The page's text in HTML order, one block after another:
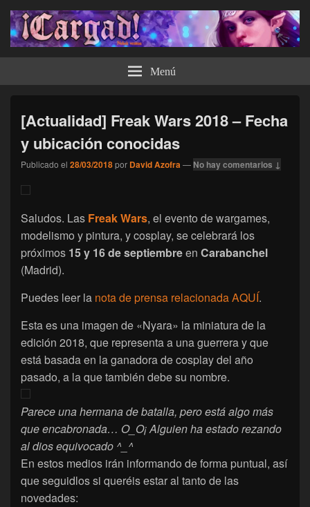
¡Cargad! Menú
[Actualidad] Freak Wars 2018 – Fecha
y ubicación conocidas
Publicado el 28/03/2018por David Azofra— No hay comentarios ↓
Saludos. Las Freak Wars, el evento de wargames,
modelismo y pintura, y cosplay, se celebrará los
próximos 15 y 16 de septiembreen Carabanchel
(Madrid).
Puedes leer la nota de prensa relacionada AQUÍ.
Esta es una imagen de «Nyara» la miniatura de la
edición 2018, que representa a una guerrera y que
está basada en la ganadora de cosplay del año
pasado, a la que también debe su nombre.
Parece una hermana de batalla, pero está algo más
que encabronada… O_O¡ Alguien ha estado rezando
al dios equivocado ^_^
En estos medios irán informando de forma puntual, así
que seguidlos si queréis estar al tanto de las
novedades: